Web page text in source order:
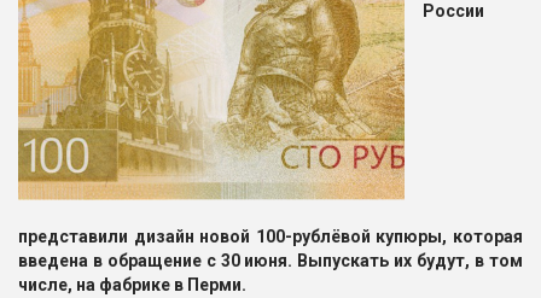
России
представили дизайн новой 100-рублёвой купюры, которая
введена в обращение с 30 июня. Выпускать их будут, в том
числе, на фабрике в Перми.